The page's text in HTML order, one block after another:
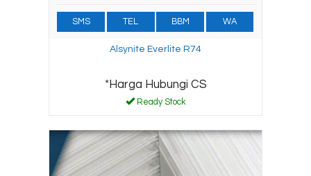
SMS TEL BBM WA
Alsynite Everlite R74
*Harga Hubungi CS
Ready Stock